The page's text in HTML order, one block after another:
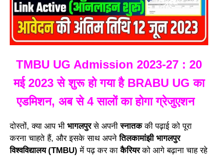
TMBU UG Admission 2023-27 : 20
मई 2023 से शुरू हो गया है BRABU UG का
एडमिशन, अब से 4 सालों का होगा ग्रेजुएशन
दोस्तों, क्या आप भी भागलपुरसे अपनीस्नातककी पढ़ाई को पूरा
करना चाहते हैं, और इसके साथ अपनेतिलकामांझी भागलपुर
विश्वविद्यालय (TMBU) में पढ़ कर काकैरियरको आगे बढ़ाना चाह रहे